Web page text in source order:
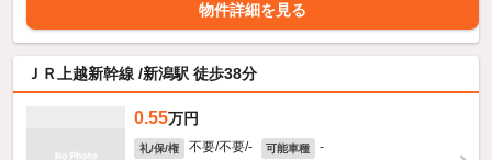
物件詳細を見る
ＪＲ上越新幹線 /新潟駅 徒歩38分
0.55万円
礼/保/権 不要/不要/- 可能車種 -